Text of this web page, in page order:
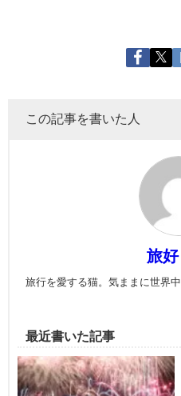
この記事を書いた人
旅
旅行を愛する猫。気ままに世界中
最近書いた記事